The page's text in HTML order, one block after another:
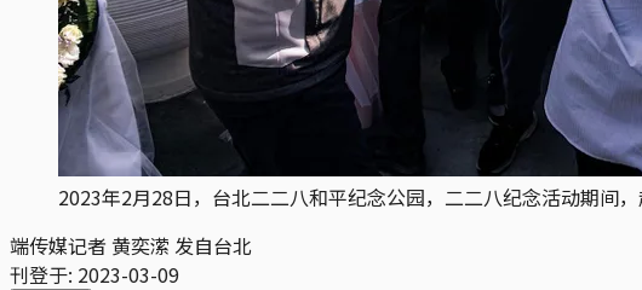
2023年2月28日，台北二二八和平纪念公园，二二八纪念活动期间
端传媒记者 黄奕潆 发自台北
刊登于: 2023-03-09